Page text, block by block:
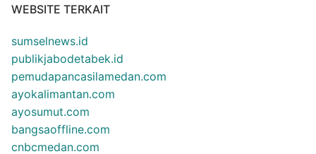
WEBSITE TERKAIT
sumselnews.id
publikjabodetabek.id
pemudapancasilamedan.com
ayokalimantan.com
ayosumut.com
bangsaoffline.com
cnbcmedan.com